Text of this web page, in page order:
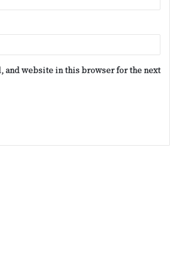
and website in this browser for the next